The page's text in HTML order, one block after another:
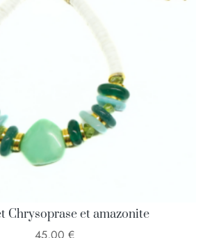
Chrysoprase et amazonite
45,00 €